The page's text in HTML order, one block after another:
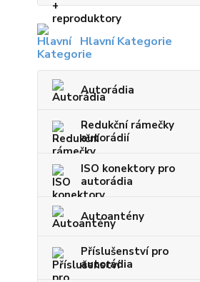
Hlavní Kategorie
Autorádia
Redukční rámečky
autorádií
ISO konektory pro
autorádia
Autoantény
Příslušenství pro
autorádia